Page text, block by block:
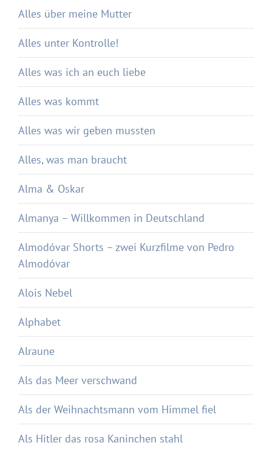
Alles über meine Mutter
Alles unter Kontrolle!
Alles was ich an euch liebe
Alles was kommt
Alles was wir geben mussten
Alles, was man braucht
Alma & Oskar
Almanya – Willkommen in Deutschland
Almodóvar Shorts – zwei Kurzfilme von Pedro
Almodóvar
Alois Nebel
Alphabet
Alraune
Als das Meer verschwand
Als der Weihnachtsmann vom Himmel fiel
Als Hitler das rosa Kaninchen stahl